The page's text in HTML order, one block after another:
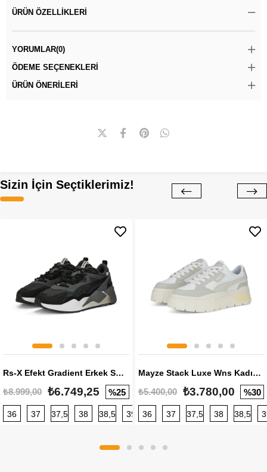
ÜRÜN ÖZELLIKLERI
YORUMLAR(0)
ÖDEME SEÇENEKLERI
ÜRÜN ÖNERILERI
Sizin İçin Seçtiklerimiz!
Rs-X Efekt Gradient Erkek Sneaker
₺8.999,00 ₺6.749,25 %25
36 37 37,5 38 38,5 39 40 40,5 41 42 42,5
Mayze Stack Luxe Wns Kadın Sneaker
₺5.400,00 ₺3.780,00 %30
36 37 37,5 38 38,5